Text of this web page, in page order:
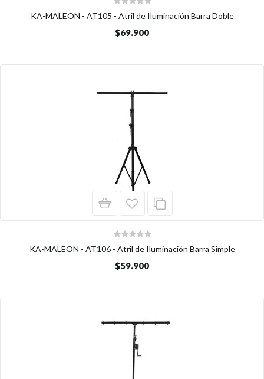
KA-MALEON - AT105 - Atril de Iluminación Barra Doble
$69.900
KA-MALEON - AT106 - Atril de Iluminación Barra Simple
$59.900